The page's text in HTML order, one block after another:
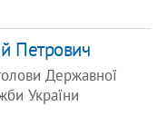
Петрович
Державної
України